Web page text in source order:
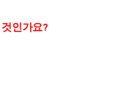
인가요?